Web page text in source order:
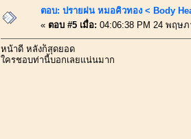
ตอบ: ปรายฝน หมอคิวทอง < Body
« ตอบ #5 เมื่อ: 04:06:38 PM 24 พฤษ
หน้าดี หลังก็สุดยอด
ใครชอบท่านี้บอกเลยแน่นมาก